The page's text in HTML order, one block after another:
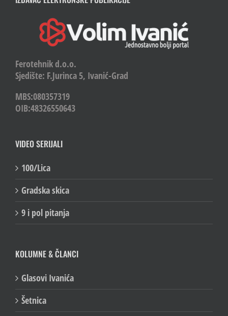
Ferotehnik d.o.o.
Sjedište: F.Jurinca 5, Ivanić-Grad
MBS:080357319
OIB:48326550643
VIDEO SERIJALI
100/Lica
Gradska skica
9 i pol pitanja
KOLUMNE & ČLANCI
Glasovi Ivanića
Šetnica